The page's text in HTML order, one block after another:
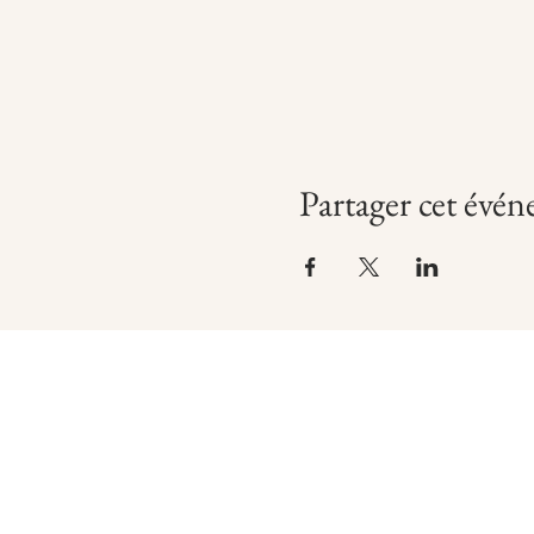
Partager cet